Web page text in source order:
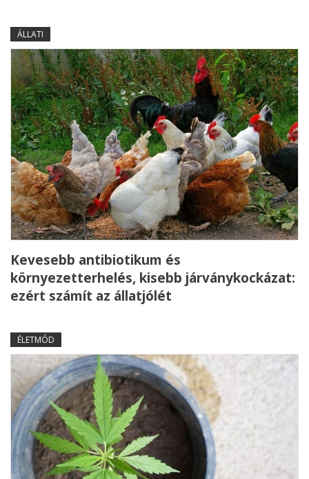
ÁLLATI
Kevesebb antibiotikum és
környezetterhelés, kisebb járványkockázat:
ezért számít az állatjólét
ÉLETMÓD